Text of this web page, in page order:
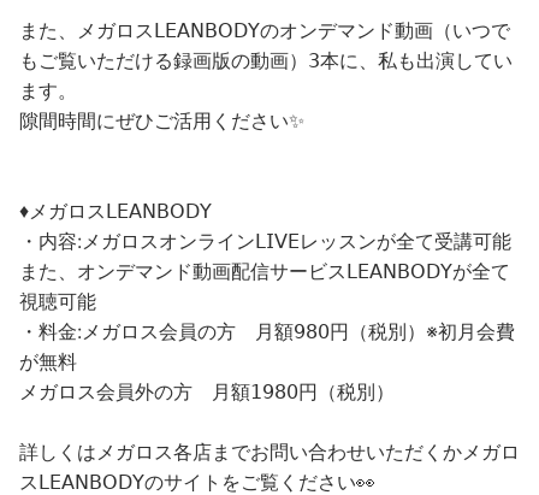
また、メガロス𝖫𝖤𝖠𝖭𝖡𝖮𝖣𝖸のオンデマンド動画（いつで
もご覧いただける録画版の動画）𝟥本に、私も出演してい
ます。
隙間時間にぜひご活用ください✨
♦︎メガロス𝖫𝖤𝖠𝖭𝖡𝖮𝖣𝖸
・内容:メガロスオンライン𝖫𝖨𝖵𝖤レッスンが全て受講可能
また、オンデマンド動画配信サービス𝖫𝖤𝖠𝖭𝖡𝖮𝖣𝖸が全て
視聴可能
・料金:メガロス会員の方 月額𝟫𝟪𝟢円（税別）※初月会費
が無料
メガロス会員外の方 月額𝟣𝟫𝟪𝟢円（税別）
詳しくはメガロス各店までお問い合わせいただくかメガロ
ス𝖫𝖤𝖠𝖭𝖡𝖮𝖣𝖸のサイトをご覧ください👀